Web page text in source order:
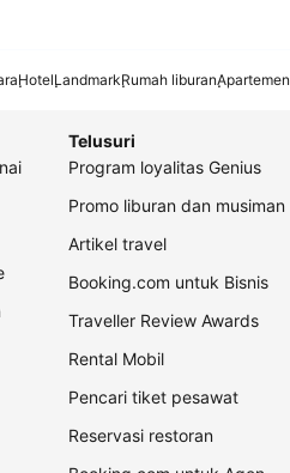
HotelLandmarkRumah liburanApartemen
Telusuri
Program loyalitas Genius
Promo liburan dan musiman
Artikel travel
Booking.com untuk Bisnis
Traveller Review Awards
Rental Mobil
Pencari tiket pesawat
Reservasi restoran